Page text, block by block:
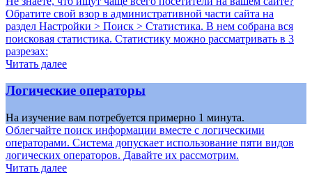
Обратите свой взор в административной части сайта на
раздел Настройки > Поиск > Статистика. В нем собрана вся
поисковая статистика. Статистику можно рассматривать в 3
разрезах:
Читать далее
Логические операторы
На изучение вам потребуется примерно 1 минута.
Облегчайте поиск информации вместе с логическими
операторами. Система допускает использование пяти видов
логических операторов. Давайте их рассмотрим.
Читать далее